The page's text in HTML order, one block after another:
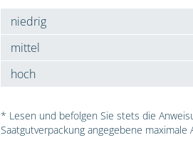
niedrig
mittel
hoch
* Lesen und befolgen Sie stets die
Saatgutverpackung angegebene maximale